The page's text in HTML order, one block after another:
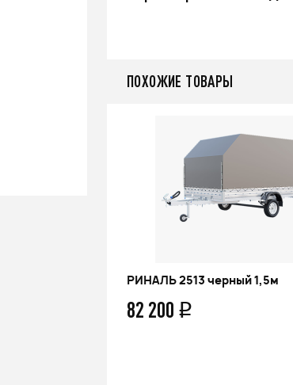
ПОХОЖИЕ ТОВАРЫ
РИНАЛЬ 2513 черный 1,5м
82 200 q